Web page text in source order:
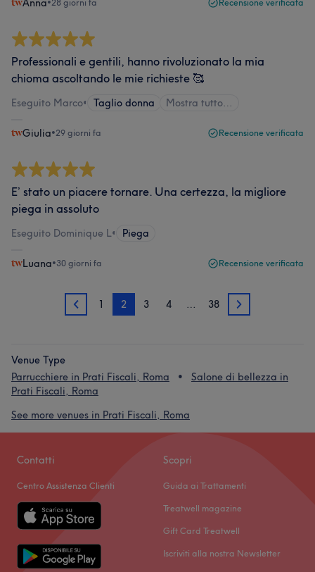
Anna•28 giorni fa Recensione verificata
Professionali e gentili, hanno rivoluzionato la mia
chioma ascoltando le mie richieste 🥰
Eseguito Marco• Taglio donna Mostra tutto…
Giulia•29 giorni fa Recensione verificata
E’ stato un piacere tornare. Una certezza, la migliore
piega in assoluto
Eseguito Dominique L• Piega
Luana•30 giorni fa Recensione verificata
1 1 2 3 4 … 38 3
Venue Type
Parrucchiere in Prati Fiscali, Roma
Salone di bellezza in
Prati Fiscali, Roma
See more venues in Prati Fiscali, Roma
Contatti
Centro Assistenza Clienti
Scopri
Guida ai Trattamenti
Treatwell magazine
Gift Card Treatwell
Iscriviti alla nostra Newsletter